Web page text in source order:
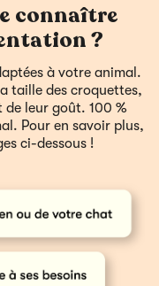
connaître
?
à votre animal.
taille des croquettes,
de leur goût. 100 %
Pour en savoir plus,
ci-dessous !